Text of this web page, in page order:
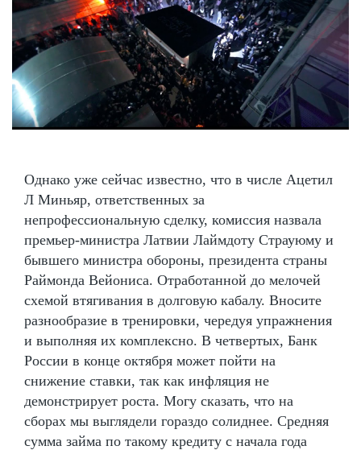
Однако уже сейчас известно, что в числе Ацетил
Л Миньяр, ответственных за
непрофессиональную сделку, комиссия назвала
премьер-министра Латвии Лаймдоту Страуюму и
бывшего министра обороны, президента страны
Раймонда Вейониса. Отработанной до мелочей
схемой втягивания в долговую кабалу. Вносите
разнообразие в тренировки, чередуя упражнения
и выполняя их комплексно. В четвертых, Банк
России в конце октября может пойти на
снижение ставки, так как инфляция не
демонстрирует роста. Могу сказать, что на
сборах мы выглядели гораздо солиднее. Средняя
сумма займа по такому кредиту с начала года